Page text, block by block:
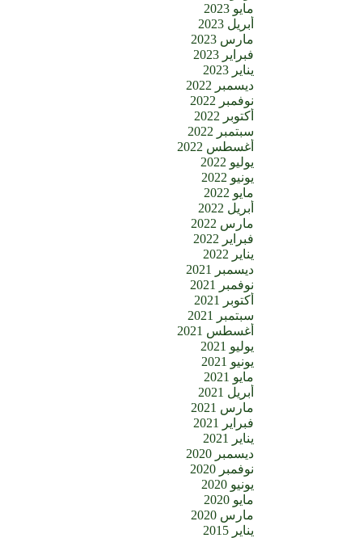
مايو 2023
أبريل 2023
مارس 2023
فبراير 2023
يناير 2023
ديسمبر 2022
نوفمبر 2022
أكتوبر 2022
سبتمبر 2022
أغسطس 2022
يوليو 2022
يونيو 2022
مايو 2022
أبريل 2022
مارس 2022
فبراير 2022
يناير 2022
ديسمبر 2021
نوفمبر 2021
أكتوبر 2021
سبتمبر 2021
أغسطس 2021
يوليو 2021
يونيو 2021
مايو 2021
أبريل 2021
مارس 2021
فبراير 2021
يناير 2021
ديسمبر 2020
نوفمبر 2020
يونيو 2020
مايو 2020
مارس 2020
يناير 2015